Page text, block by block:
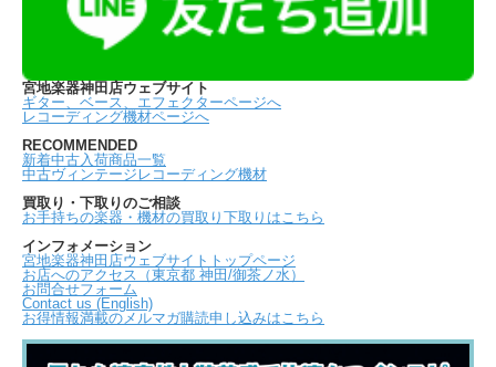
宮地楽器神田店ウェブサイト
ギター、ベース、エフェクターページへ
レコーディング機材ページへ
RECOMMENDED
新着中古入荷商品一覧
中古ヴィンテージレコーディング機材
買取り・下取りのご相談
お手持ちの楽器・機材の買取り下取りはこちら
インフォメーション
宮地楽器神田店ウェブサイトトップページ
お店へのアクセス（東京都 神田/御茶ノ水）
お問合せフォーム
Contact us (English)
お得情報満載のメルマガ購読申し込みはこちら